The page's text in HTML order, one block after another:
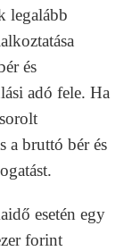
legalább
és
adó fele. Ha
a bruttó bér és
esetén egy
forint